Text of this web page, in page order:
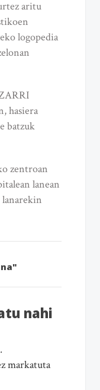
aritu
logopedia
hasiera
batzuk
zentroan
lanean
nahi
markatuta